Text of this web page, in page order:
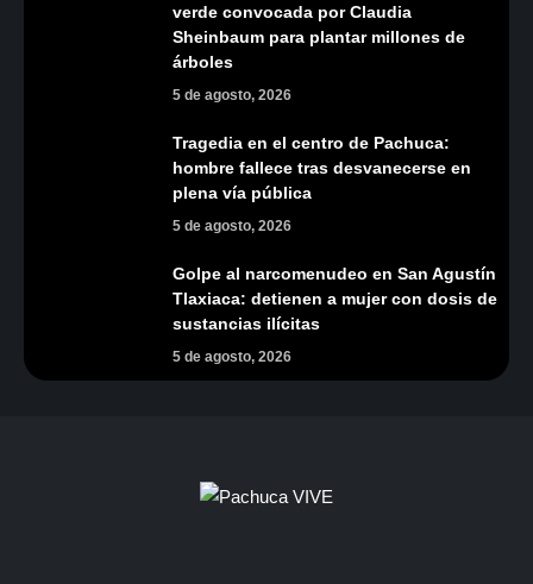
verde convocada por Claudia
Sheinbaum para plantar millones de
árboles
5 de agosto, 2026
Tragedia en el centro de Pachuca:
hombre fallece tras desvanecerse en
plena vía pública
5 de agosto, 2026
Golpe al narcomenudeo en San Agustín
Tlaxiaca: detienen a mujer con dosis de
sustancias ilícitas
5 de agosto, 2026